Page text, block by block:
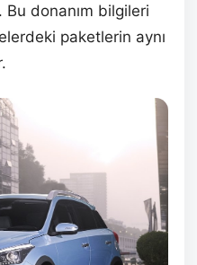
Bu donanım bilgileri
paketlerin aynı